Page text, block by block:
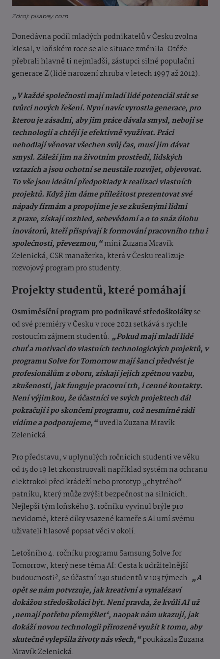
Zdroj: pixabay.com
Donedávna podíl mladých podnikatelů v Česku zvolna
klesal, v loňském roce se ale situace změnila. Otěže
přebrali hlavně ti nejmladší, zástupci silné populační
generace Z (lidé narození zhruba v letech 1997 až 2012).
„V každé společnosti mají mladí lidé potenciál stát se
tvůrci nových řešení. Nyní navíc vyrostla generace, pro
kterou je zásadní, aby jim práce dávala smysl, nebojí se
technologií a chtějí je efektivně využívat. Práci
nehodlají věnovat všechen svůj čas, musí jim dávat
smysl. Záleží jim na životním prostředí, lidských
vztazích a jsou ochotní se neustále rozvíjet, objevovat.
To vše jsou ideální předpoklady k realizaci vlastních
projektů. Když jim dáme příležitost prezentovat své
nápady firmám a propojíme je se zkušenými lidmi
z praxe, získají rozhled, sebevědomí a o to snáz úlohu
inovátorů, kteří přispívají k formování pracovního trhu i
společnosti, převezmou,“míní Zuzana Mravík
Zelenická, CSR manažerka, která v Česku realizuje
rozvojový program pro studenty.
Projekty studentů, které pomáhají
Osmiměsíční program pro podnikavé středoškolákyse
od své premiéry v Česku v roce 2021 setkává s rychle
rostoucím zájmem studentů. „Pokud mají mladí lidé
chuť a motivaci do vlastních technologických projektů, v
programu Solve for Tomorrow mají šanci předvést je
profesionálům z oboru, získají jejich zpětnou vazbu,
zkušenosti, jak funguje pracovní trh, i cenné kontakty.
Není výjimkou, že účastníci ve svých projektech dál
pokračují i po skončení programu, což nesmírně rádi
vidíme a podporujeme,“uvedla Zuzana Mravík
Zelenická.
Pro představu, v uplynulých ročnících studenti ve věku
od 15 do 19 let zkonstruovali například systém na ochranu
elektrokol před krádeží nebo prototyp „chytrého“
patníku, který může zvýšit bezpečnost na silnicích.
Nejlepší tým loňského 3. ročníku vyvinul brýle pro
nevidomé, které díky vsazené kameře s AI umí svému
uživateli hlasově popsat věci v okolí.
Letošního 4. ročníku programu Samsung Solve for
Tomorrow, který nese téma AI: Cesta k udržitelnější
budoucnosti?, se účastní 230 studentů v 103 týmech. „A
opět se nám potvrzuje, jak kreativní a vynalézaví
dokážou středoškoláci být. Není pravda, že kvůli AI už
‚nemají potřebu přemýšlet‘, naopak nám ukazují, jak
dokáží novou technologii přirozeně využít k tomu, aby
skutečně vylepšila životy nás všech,“poukázala Zuzana
Mravík Zelenická.